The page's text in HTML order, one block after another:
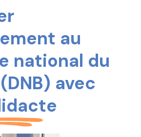
au
national du
avec